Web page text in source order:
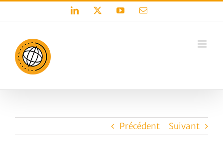
LinkedIn YouTubeEmail
Précédent Suivant